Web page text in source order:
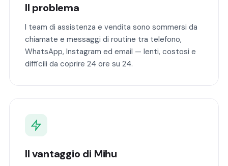
Il problema
I team di assistenza e vendita sono sommersi da
chiamate e messaggi di routine tra telefono,
WhatsApp, Instagram ed email — lenti, costosi e
difficili da coprire 24 ore su 24.
Il vantaggio di Mihu